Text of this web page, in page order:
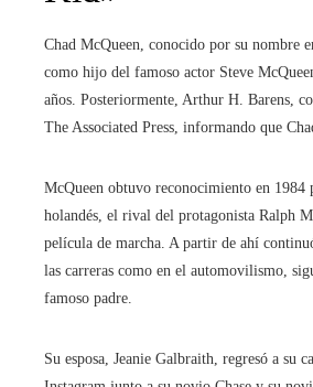
Chad McQueen, conocido por su nombre
como hijo del famoso actor Steve
años. Posteriormente, Arthur H. Barens,
The Associated Press, informando que
McQueen obtuvo reconocimiento en 1984
holandés, el rival del protagonista Ralph
película de marcha. A partir de ahí
las carreras como en el automovilismo,
famoso padre.
Su esposa, Jeanie Galbraith, regresó a su